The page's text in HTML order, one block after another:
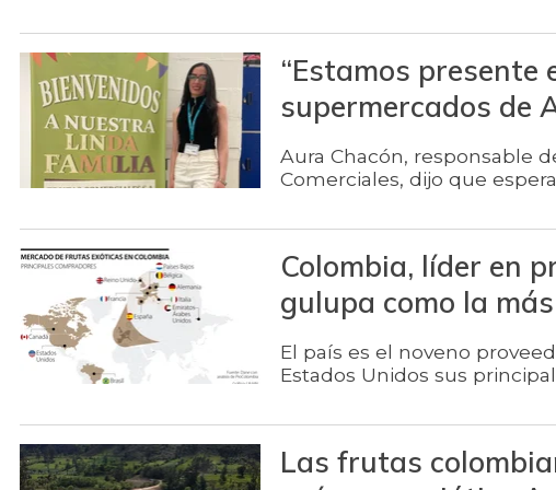
“Estamos presente
supermercados de
Aura Chacón, responsable
Comerciales, dijo que
Colombia, líder en
gulupa como la
El país es el noveno
Estados Unidos sus
Las frutas